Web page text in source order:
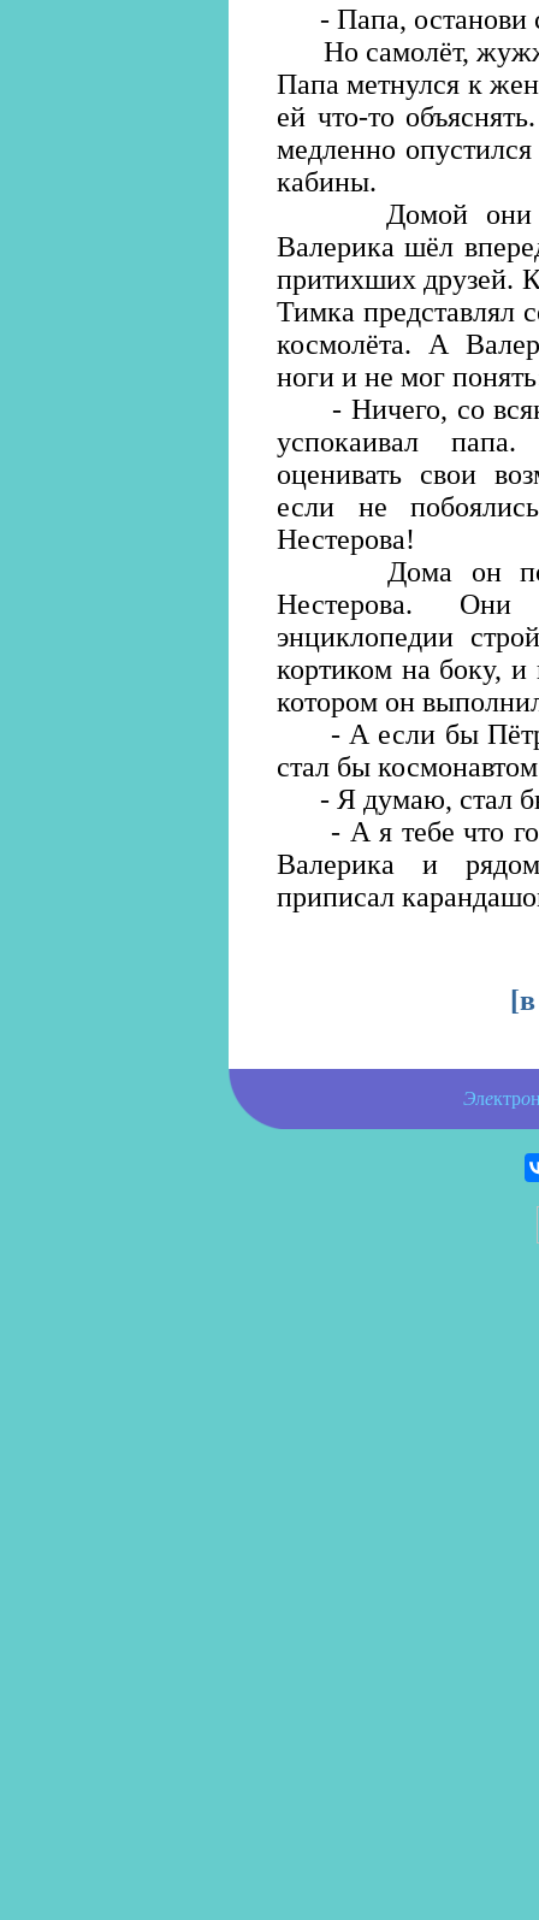
- Папа, останови
Но самолёт,
Папа метнулся к
ей что-то
медленно
кабины.
Домой они
Валерика шёл
притихших друзей.
Тимка представлял
космолёта. А
ноги и не мог
- Ничего, со
успокаивал
оценивать свои
если не
Нестерова!
Дома он
Нестерова. Они
энциклопедии
кортиком на боку,
котором он
- А если бы Пётр
стал бы
- Я думаю, стал
- А я тебе что
Валерика и
приписал
[
Электро